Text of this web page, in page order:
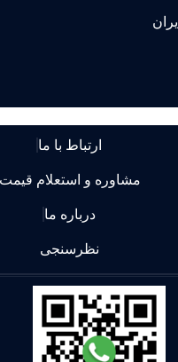
ارتباط با ما
مشاوره و استعلام قیمت
درباره ما
نظرسنجی